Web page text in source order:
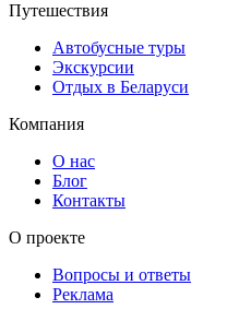
Путешествия
Автобусные туры
Экскурсии
Отдых в Беларуси
Компания
О нас
Блог
Контакты
О проекте
Вопросы и ответы
Реклама